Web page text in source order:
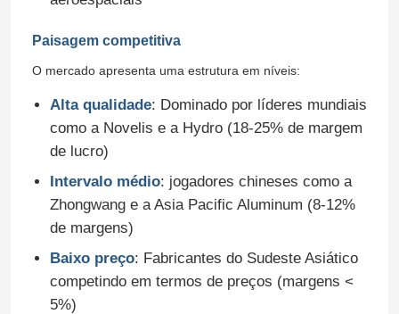
Paisagem competitiva
O mercado apresenta uma estrutura em níveis:
Alta qualidade: Dominado por líderes mundiais
como a Novelis e a Hydro (18-25% de margem
de lucro)
Intervalo médio: jogadores chineses como a
Zhongwang e a Asia Pacific Aluminum (8-12%
de margens)
Baixo preço: Fabricantes do Sudeste Asiático
competindo em termos de preços (margens <
5%)